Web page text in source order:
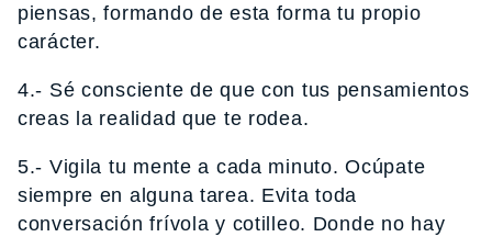
piensas, formando de esta forma tu propio
carácter.
4.- Sé consciente de que con tus pensamientos
creas la realidad que te rodea.
5.- Vigila tu mente a cada minuto. Ocúpate
siempre en alguna tarea. Evita toda
conversación frívola y cotilleo. Donde no hay